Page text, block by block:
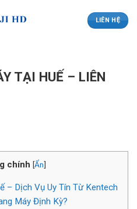
LIÊN HỆ
TẠI HUẾ – LIÊN
chính [Ẩn]
– Dịch Vụ Uy Tín Từ Kentech
Máy Định Kỳ?